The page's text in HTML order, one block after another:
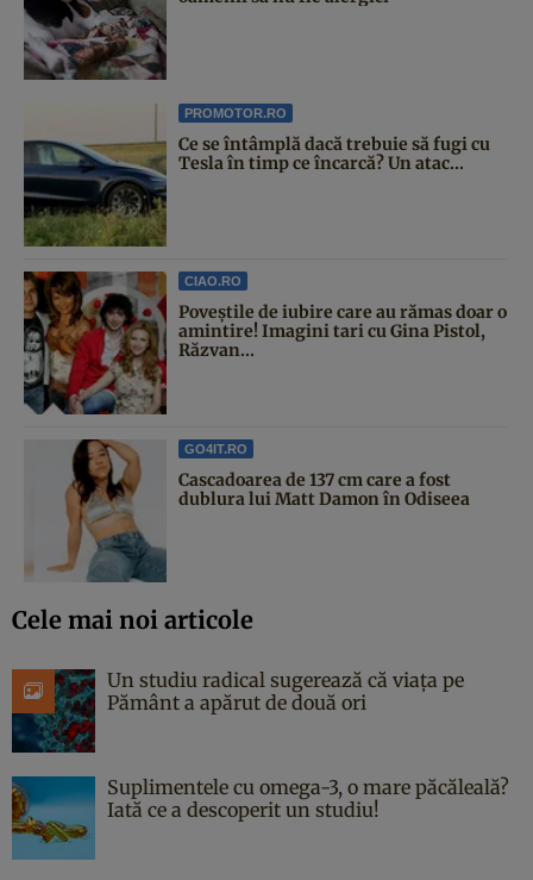
PROMOTOR.RO
Ce se întâmplă dacă trebuie să fugi cu
Tesla în timp ce încarcă? Un atac...
CIAO.RO
Poveştile de iubire care au rămas doar o
amintire! Imagini tari cu Gina Pistol,
Răzvan...
GO4IT.RO
Cascadoarea de 137 cm care a fost
dublura lui Matt Damon în Odiseea
Cele mai noi articole
Un studiu radical sugerează că viața pe
Pământ a apărut de două ori
Suplimentele cu omega-3, o mare păcăleală?
Iată ce a descoperit un studiu!